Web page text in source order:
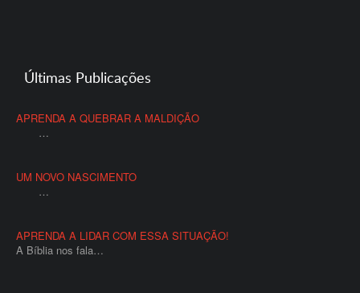
Últimas Publicações
APRENDA A QUEBRAR A MALDIÇÃO
…
UM NOVO NASCIMENTO
…
APRENDA A LIDAR COM ESSA SITUAÇÃO!
A Bíblia nos fala…